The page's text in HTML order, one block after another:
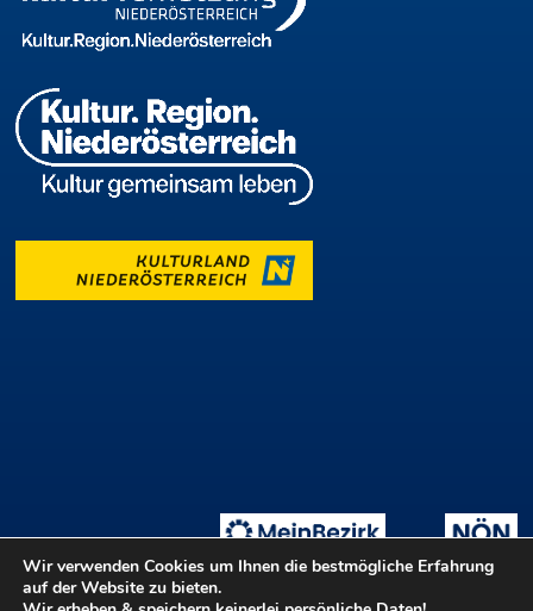
Wir verwenden Cookies um Ihnen die bestmögliche Erfahrung
auf der Website zu bieten.